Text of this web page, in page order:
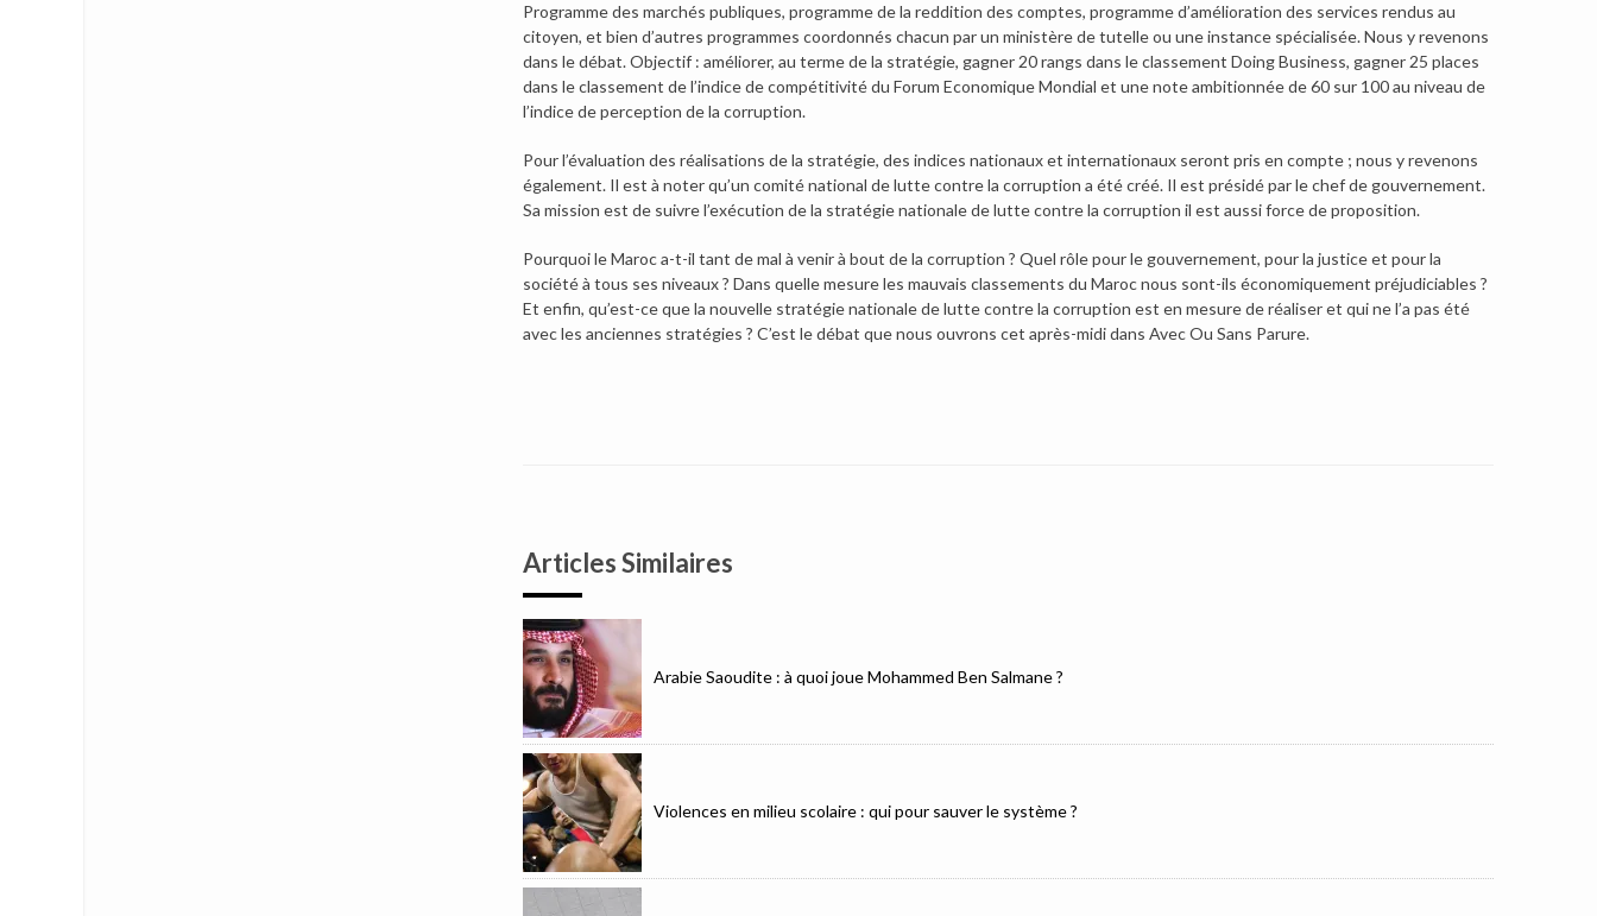
Programme des marchés publiques, programme de la reddition des comptes, programme d’amélioration des services rendus au
citoyen, et bien d’autres programmes coordonnés chacun par un ministère de tutelle ou une instance spécialisée. Nous y revenons
dans le débat. Objectif : améliorer, au terme de la stratégie, gagner 20 rangs dans le classement Doing Business, gagner 25 places
dans le classement de l’indice de compétitivité du Forum Economique Mondial et une note ambitionnée de 60 sur 100 au niveau de
l’indice de perception de la corruption.
Pour l’évaluation des réalisations de la stratégie, des indices nationaux et internationaux seront pris en compte ; nous y revenons
également. Il est à noter qu’un comité national de lutte contre la corruption a été créé. Il est présidé par le chef de gouvernement.
Sa mission est de suivre l’exécution de la stratégie nationale de lutte contre la corruption il est aussi force de proposition.
Pourquoi le Maroc a-t-il tant de mal à venir à bout de la corruption ? Quel rôle pour le gouvernement, pour la justice et pour la
société à tous ses niveaux ? Dans quelle mesure les mauvais classements du Maroc nous sont-ils économiquement préjudiciables ?
Et enfin, qu’est-ce que la nouvelle stratégie nationale de lutte contre la corruption est en mesure de réaliser et qui ne l’a pas été
avec les anciennes stratégies ? C’est le débat que nous ouvrons cet après-midi dans Avec Ou Sans Parure.
Articles Similaires
Arabie Saoudite : à quoi joue Mohammed Ben Salmane ?
Violences en milieu scolaire : qui pour sauver le système ?